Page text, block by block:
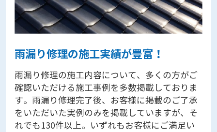
雨漏り修理の施工実績が豊富！
雨漏り修理の施工内容について、多くの方がご
確認いただける施工事例を多数掲載しておりま
す。雨漏り修理完了後、お客様に掲載のご了承
をいただいた実例のみを掲載していますが、そ
れでも130件以上。いずれもお客様にご満足い